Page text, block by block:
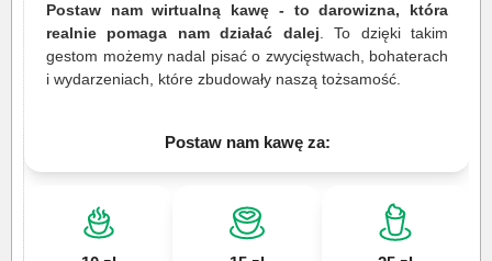
Postaw nam wirtualną kawę - to darowizna, która
realnie pomaga nam działać dalej. To dzięki takim
gestom możemy nadal pisać o zwycięstwach, bohaterach
i wydarzeniach, które zbudowały naszą tożsamość.
Postaw nam kawę za: